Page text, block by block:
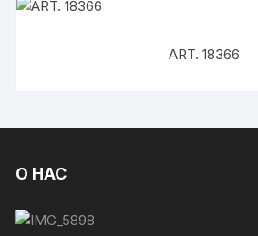
ART. 18366
О НАС